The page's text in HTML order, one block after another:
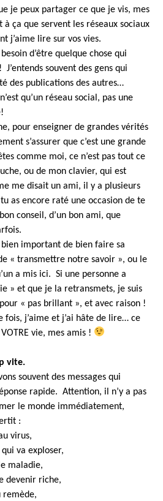
je peux partager ce que je vis, mes
à ça que servent les réseaux sociaux
j’aime lire sur vos vies.
besoin d’être quelque chose qui
souvent des gens qui
des publications des autres…
qu’un réseau social, pas une
pour enseigner de grandes vérités
s’assurer que c’est une grande
comme moi, ce n’est pas tout ce
ou de mon clavier, qui est
me disait un ami, il y a plusieurs
as encore raté une occasion de te
conseil, d’un bon ami, que
bien important de bien faire sa
« transmettre notre savoir », ou le
a mis ici. Si une personne a
» et que je la retransmets, je suis
« pas brillant », et avec raison !
fois, j’aime et j’ai hâte de lire… ce
vie, mes amis !
vite.
souvent des messages qui
rapide. Attention, il n’y a pas
le monde immédiatement,
:
virus,
va exploser,
maladie,
devenir riche,
remède,